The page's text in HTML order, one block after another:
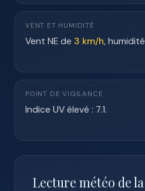
VENT ET HUMIDITÉ
Vent NE de 3 km/h,
POINT DE VIGILANCE
Indice UV élevé : 7.1.
Lecture météo de